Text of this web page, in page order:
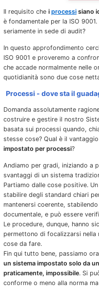
Il requisito che i processi siano
è fondamentale per la ISO
seriamente in sede di audit?
In questo approfondimento
ISO 9001 e proveremo a
che accade normalmente nelle
quotidianità sono due cose
Processi - dove sta il
Domanda assolutamente
costruire e gestire il nostro
basata sui processi quando,
stesse cose? Qual è il
impostato per processi?
Andiamo per gradi, iniziando a
svantaggi di un sistema
Partiamo dalle cose positive.
stabilire degli standard chiari
mantenersi coerente,
documentale, e può essere
Le procedure, dunque, hanno
permettono di focalizzarsi nella
cose da fare.
Fin qui tutto bene, passiamo
un sistema impostato solo da
praticamente, impossibile. Si
conforme o meno alla norma